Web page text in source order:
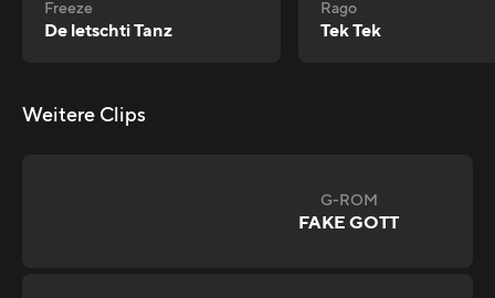
Freeze
De letschti Tanz
Rago
Tek Tek
Weitere Clips
G-ROM
FAKE GOTT